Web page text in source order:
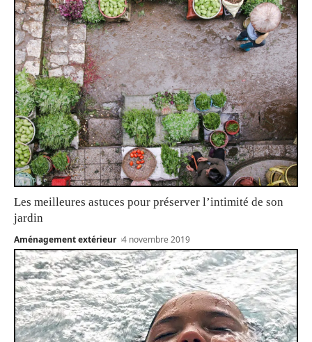
Les meilleures astuces pour préserver l’intimité de son
jardin
Aménagement extérieur 4 novembre 2019